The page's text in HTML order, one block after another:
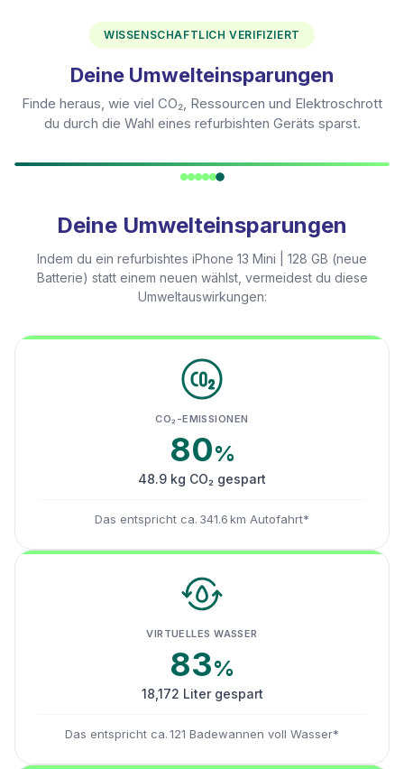
WISSENSCHAFTLICH VERIFIZIERT
Deine Umwelteinsparungen
Finde heraus, wie viel CO₂, Ressourcen und Elektroschrott
du durch die Wahl eines refurbishten Geräts sparst.
Deine Umwelteinsparungen
Indem du ein refurbishtes iPhone 13 Mini | 128 GB (neue
Batterie) statt einem neuen wählst, vermeidest du diese
Umweltauswirkungen:
CO₂-EMISSIONEN
80%
48.9 kg CO₂ gespart
Das entspricht ca. 341.6 km Autofahrt*
VIRTUELLES WASSER
83%
18,172 Liter gespart
Das entspricht ca. 121 Badewannen voll Wasser*